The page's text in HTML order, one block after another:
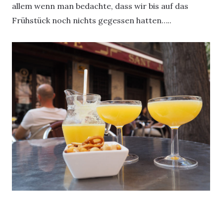
allem wenn man bedachte, dass wir bis auf das
Frühstück noch nichts gegessen hatten…..